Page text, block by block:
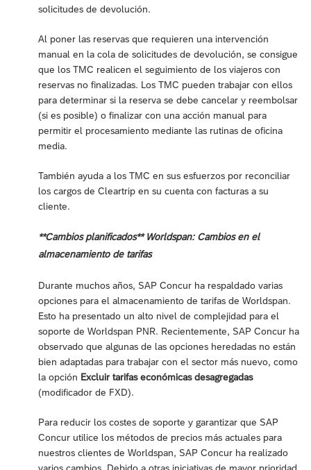
solicitudes de devolución.
Al poner las reservas que requieren una intervención
manual en la cola de solicitudes de devolución, se consigue
que los TMC realicen el seguimiento de los viajeros con
reservas no finalizadas. Los TMC pueden trabajar con ellos
para determinar si la reserva se debe cancelar y reembolsar
(si es posible) o finalizar con una acción manual para
permitir el procesamiento mediante las rutinas de oficina
media.
También ayuda a los TMC en sus esfuerzos por reconciliar
los cargos de Cleartrip en su cuenta con facturas a su
cliente.
**Cambios planificados** Worldspan: Cambios en el
almacenamiento de tarifas
Durante muchos años, SAP Concur ha respaldado varias
opciones para el almacenamiento de tarifas de Worldspan.
Esto ha presentado un alto nivel de complejidad para el
soporte de Worldspan PNR. Recientemente, SAP Concur ha
observado que algunas de las opciones heredadas no están
bien adaptadas para trabajar con el sector más nuevo, como
la opción Excluir tarifas económicas desagregadas
(modificador de FXD).
Para reducir los costes de soporte y garantizar que SAP
Concur utilice los métodos de precios más actuales para
nuestros clientes de Worldspan, SAP Concur ha realizado
varios cambios. Debido a otras iniciativas de mayor prioridad,